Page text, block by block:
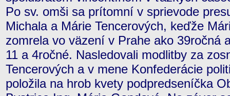
Po sv. omši sa prítomní v sprievode
Michala a Márie Tencerových, keďže
zomrela vo väzení v Prahe ako 39ročná
11 a 4ročné. Nasledovali modlitby za
Tencerových a v mene Konfederácie
položila na hrob kvety podpredseníčka